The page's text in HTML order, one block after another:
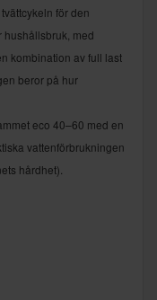
för den
hushållsbruk, med
kombination av full last
beror på hur
eco 40–60 med en
vattenförbrukningen
hårdhet).